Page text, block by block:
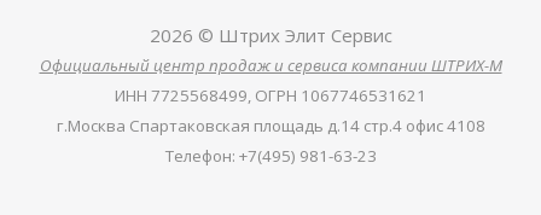
2026 © Штрих Элит Сервис
Официальный центр продаж и сервиса компании ШТРИХ-М
ИНН 7725568499, ОГРН 1067746531621
г.Москва Спартаковская площадь д.14 стр.4 офис 4108
Телефон: +7(495) 981-63-23